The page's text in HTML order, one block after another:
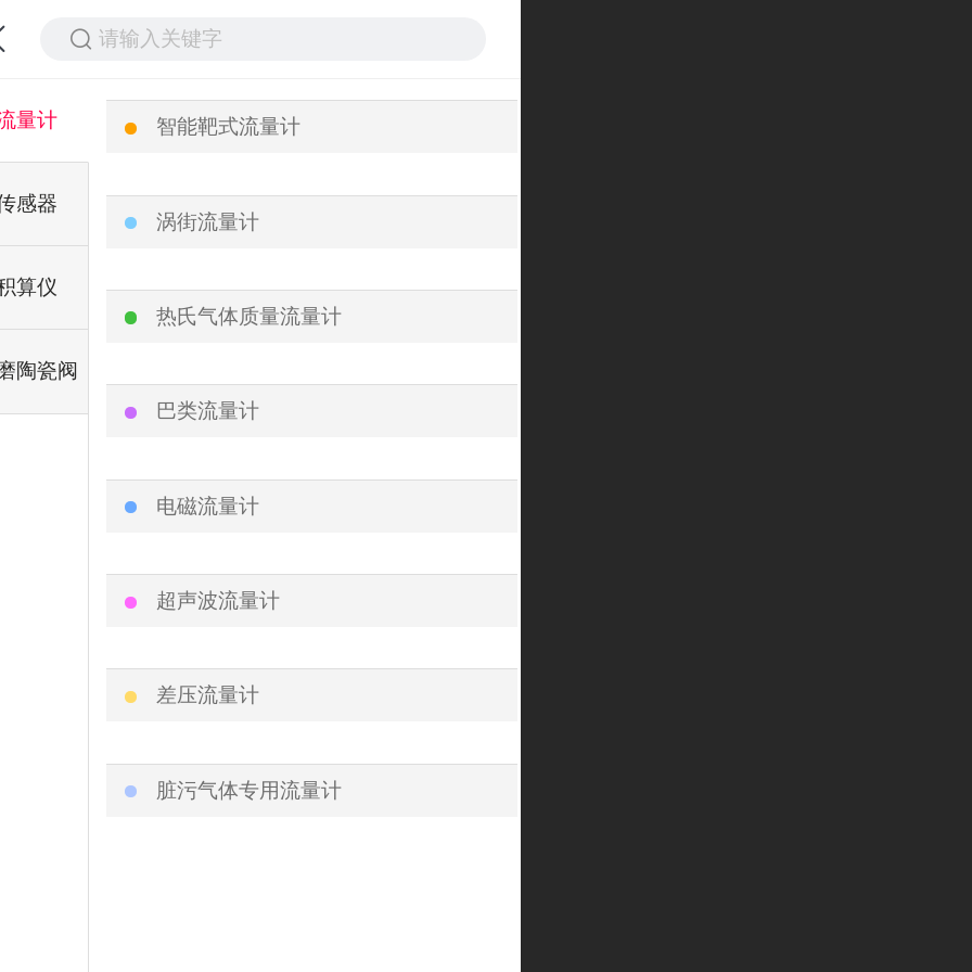
请输入关键字
量计
感器
算仪
陶瓷阀
智能靶式流量计
涡街流量计
热氏气体质量流量计
巴类流量计
电磁流量计
超声波流量计
差压流量计
脏污气体专用流量计